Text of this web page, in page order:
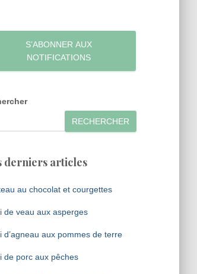
S’ABONNER AUX
NOTIFICATIONS
RECHERCHER
derniers articles
au chocolat et courgettes
de veau aux asperges
d’agneau aux pommes de terre
de porc aux pêches